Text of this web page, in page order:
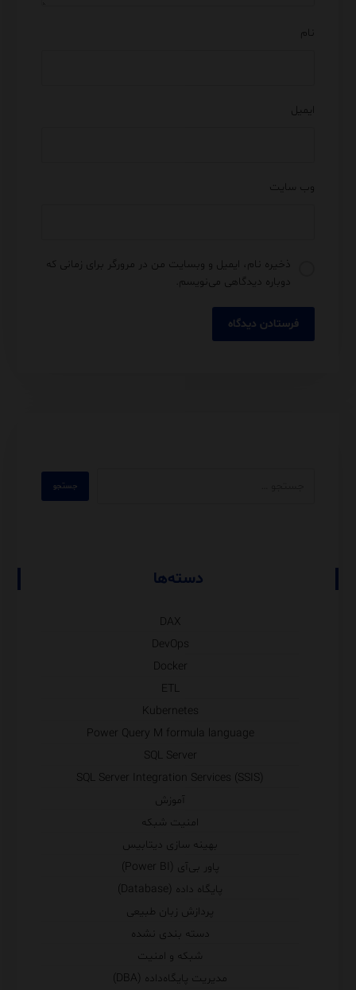
نام
ایمیل
وب‌ سایت
ذخیره نام، ایمیل و وبسایت من در مرورگر برای زمانی که
دوباره دیدگاهی می‌نویسم.
دسته‌ها
DAX
DevOps
Docker
ETL
Kubernetes
Power Query M formula language
SQL Server
SQL Server Integration Services (SSIS)
آموزش
امنیت شبکه
بهینه سازی دیتابیس
پاور بی‌آی (Power BI)
پایگاه داده (Database)
پردازش زبان طبیعی
دسته بندی نشده
شبکه و امنیت
مدیریت پایگاه‌داده (DBA)